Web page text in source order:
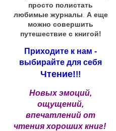
просто полистать
любимые журналы А еще
можно совершить
путешествие с книгой!
Приходите к нам -
выбирайте для себя
Чтение!!!
Новых эмоций,
ощущений,
впечатлений от
чтения хороших книг!